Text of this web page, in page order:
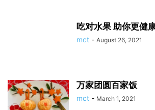
吃对水果 助你更健
mct - August 26, 2021
万家团圆百家饭
mct - March 1, 2021